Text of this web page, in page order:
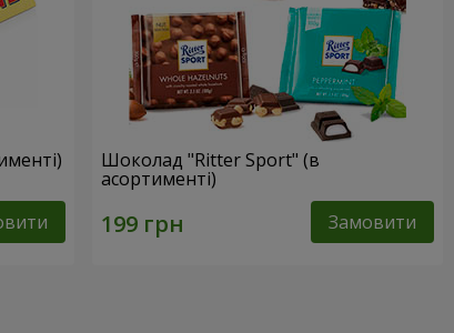
Шоколад "Ritter Sport" (в
асортименті)
Замовити